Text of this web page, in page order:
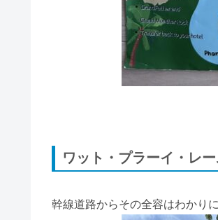
ワット・プラーイ・レ
幹線道路からその全容はわかり